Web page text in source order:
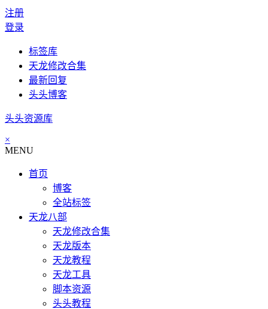
注册
登录
标签库
天龙修改合集
最新回复
头头博客
头头资源库
×
MENU
首页
博客
全站标签
天龙八部
天龙修改合集
天龙版本
天龙教程
天龙工具
脚本资源
头头教程